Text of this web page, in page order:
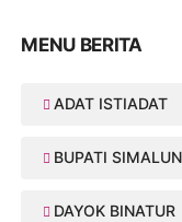
MENU BERITA
ADAT ISTIADAT
BUPATI
DAYOK BINATUR